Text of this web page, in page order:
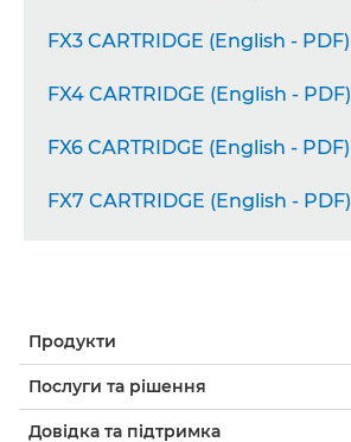
FX3 CARTRIDGE (English - PDF)
FX4 CARTRIDGE (English - PDF)
FX6 CARTRIDGE (English - PDF)
FX7 CARTRIDGE (English - PDF)
Продукти
Послуги та рішення
Довідка та підтримка